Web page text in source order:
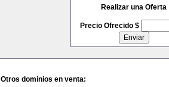
Realizar una Oferta
Precio Ofrecido $
Otros dominios en venta: